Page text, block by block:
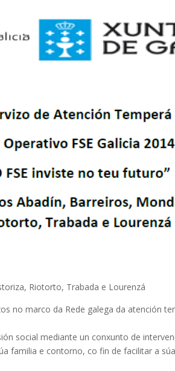
Riotorto, Trabada e Lourenzá
no marco da Rede galega da atención
social mediante un conxunto de
familia e contorno, co fin de facilitar a